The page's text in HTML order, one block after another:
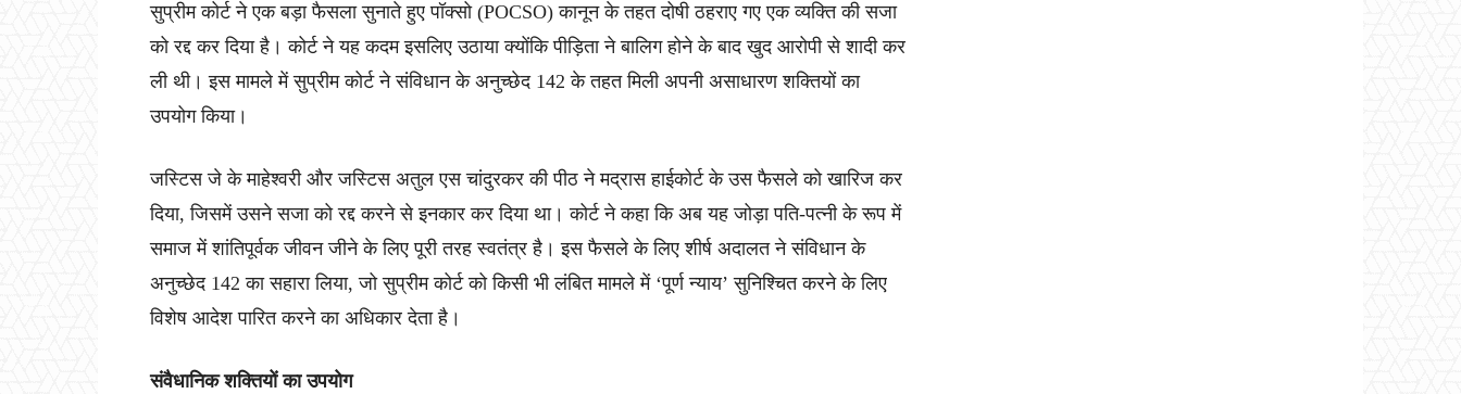
सुप्रीम कोर्ट ने एक बड़ा फैसला सुनाते हुए पॉक्सो (POCSO) कानून के तहत दोषी ठहराए गए एक व्यक्ति की सजा
को रद्द कर दिया है। कोर्ट ने यह कदम इसलिए उठाया क्योंकि पीड़िता ने बालिग होने के बाद खुद आरोपी से शादी कर
ली थी। इस मामले में सुप्रीम कोर्ट ने संविधान के अनुच्छेद 142 के तहत मिली अपनी असाधारण शक्तियों का
उपयोग किया।
जस्टिस जे के माहेश्वरी और जस्टिस अतुल एस चांदुरकर की पीठ ने मद्रास हाईकोर्ट के उस फैसले को खारिज कर
दिया, जिसमें उसने सजा को रद्द करने से इनकार कर दिया था। कोर्ट ने कहा कि अब यह जोड़ा पति-पत्नी के रूप में
समाज में शांतिपूर्वक जीवन जीने के लिए पूरी तरह स्वतंत्र है। इस फैसले के लिए शीर्ष अदालत ने संविधान के
अनुच्छेद 142 का सहारा लिया, जो सुप्रीम कोर्ट को किसी भी लंबित मामले में ‘पूर्ण न्याय’ सुनिश्चित करने के लिए
विशेष आदेश पारित करने का अधिकार देता है।
संवैधानिक शक्तियों का उपयोग